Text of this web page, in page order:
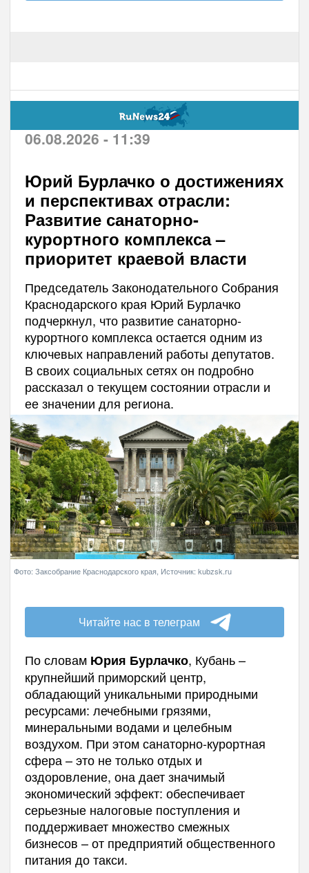
06.08.2026 - 11:39
Юрий Бурлачко о достижениях
и перспективах отрасли:
Развитие санаторно-
курортного комплекса –
приоритет краевой власти
Председатель Законодательного Cобрания
Краснодарского края Юрий Бурлачко
подчеркнул, что развитие санаторно-
курортного комплекса остается одним из
ключевых направлений работы депутатов.
В своих социальных сетях он подробно
рассказал о текущем состоянии отрасли и
ее значении для региона.
Фото: Заксобрание Краснодарского края, Источник: kubzsk.ru
Читайте нас в телеграм
По словам Юрия Бурлачко, Кубань –
крупнейший приморский центр,
обладающий уникальными природными
ресурсами: лечебными грязями,
минеральными водами и целебным
воздухом. При этом санаторно‑курортная
сфера – это не только отдых и
оздоровление, она дает значимый
экономический эффект: обеспечивает
серьезные налоговые поступления и
поддерживает множество смежных
бизнесов – от предприятий общественного
питания до такси.